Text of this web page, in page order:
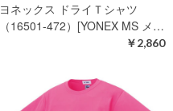
ヨネックス ドライＴシャツ
（16501-472）[YONEX MS メ…
￥2,860